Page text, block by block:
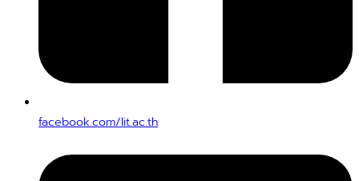
facebook.com/lit.ac.th